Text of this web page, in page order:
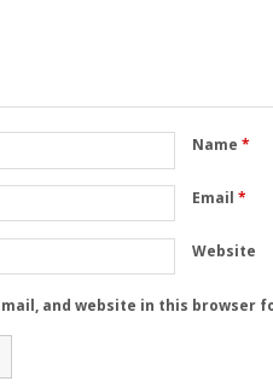
Name *
Email *
Website
and website in this browser